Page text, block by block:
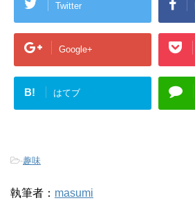
Twitter
Google+
B! はてブ
-趣味
執筆者： masumi